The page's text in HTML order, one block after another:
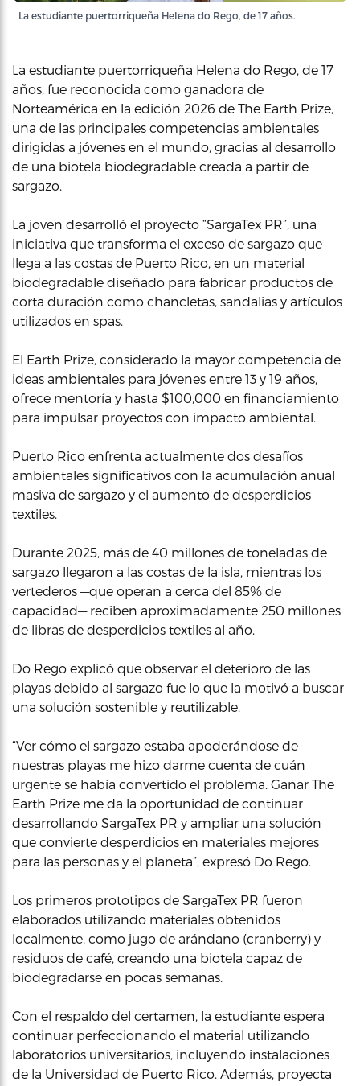
La estudiante puertorriqueña Helena do Rego, de 17 años.
La estudiante puertorriqueña Helena do Rego, de 17
años, fue reconocida como ganadora de
Norteamérica en la edición 2026 de The Earth Prize,
una de las principales competencias ambientales
dirigidas a jóvenes en el mundo, gracias al desarrollo
de una biotela biodegradable creada a partir de
sargazo.
La joven desarrolló el proyecto “SargaTex PR”, una
iniciativa que transforma el exceso de sargazo que
llega a las costas de Puerto Rico, en un material
biodegradable diseñado para fabricar productos de
corta duración como chancletas, sandalias y artículos
utilizados en spas.
El Earth Prize, considerado la mayor competencia de
ideas ambientales para jóvenes entre 13 y 19 años,
ofrece mentoría y hasta $100,000 en financiamiento
para impulsar proyectos con impacto ambiental.
Puerto Rico enfrenta actualmente dos desafíos
ambientales significativos con la acumulación anual
masiva de sargazo y el aumento de desperdicios
textiles.
Durante 2025, más de 40 millones de toneladas de
sargazo llegaron a las costas de la isla, mientras los
vertederos —que operan a cerca del 85% de
capacidad— reciben aproximadamente 250 millones
de libras de desperdicios textiles al año.
Do Rego explicó que observar el deterioro de las
playas debido al sargazo fue lo que la motivó a buscar
una solución sostenible y reutilizable.
“Ver cómo el sargazo estaba apoderándose de
nuestras playas me hizo darme cuenta de cuán
urgente se había convertido el problema. Ganar The
Earth Prize me da la oportunidad de continuar
desarrollando SargaTex PR y ampliar una solución
que convierte desperdicios en materiales mejores
para las personas y el planeta”, expresó Do Rego.
Los primeros prototipos de SargaTex PR fueron
elaborados utilizando materiales obtenidos
localmente, como jugo de arándano (cranberry) y
residuos de café, creando una biotela capaz de
biodegradarse en pocas semanas.
Con el respaldo del certamen, la estudiante espera
continuar perfeccionando el material utilizando
laboratorios universitarios, incluyendo instalaciones
de la Universidad de Puerto Rico. Además, proyecta